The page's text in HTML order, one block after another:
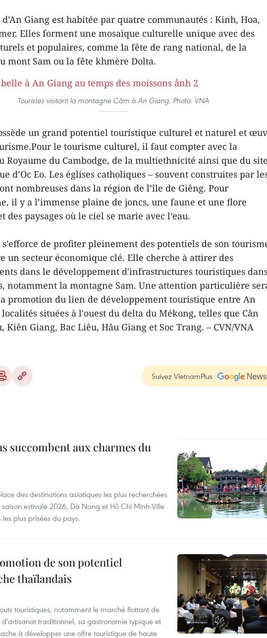
Giang est habitée par quatre communautés : Kinh, Hoa,
Elles forment une mosaïque culturelle unique avec des
et populaires, comme la fête de rang national, de la
mont Sam ou la fête khmère Dolta.
Touristes visitant la montagne Câm à An Giang. Photo: VNA
un grand potentiel touristique culturel et naturel et
le tourisme culturel, il faut compter avec la
Royaume du Cambodge, de la multiethnicité ainsi que du site
d’Oc Eo. Les églises catholiques – souvent construites par
nombreuses dans la région de l’île de Giêng. Pour
il y a l’immense plaine de joncs, une faune et une flore
des paysages où le ciel se marie avec l’eau.
de profiter pleinement des potentiels de son
un secteur économique clé. Elle cherche à attirer des
dans le développement d'infrastructures touristiques
notamment la montagne Sam. Une attention particulière
promotion du lien de développement touristique entre An
situées à l'ouest du delta du Mékong, telles que Cân
Kiên Giang, Bac Liêu, Hâu Giang et Soc Trang. – CVN/VNA
Suivez VietnamPlus
succombent aux charmes du
des destinations asiatiques les plus recherchées
estivale 2026, Dà Nang et Hô Chi Minh-Ville
plus prisées du pays.
de son potentiel
thaïlandais
touristiques, notamment le marché flottant de
d'artisanat traditionnel, sa gastronomie typique et
à développer une offre touristique de haute